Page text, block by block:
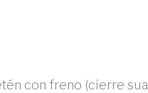
con freno (cierre